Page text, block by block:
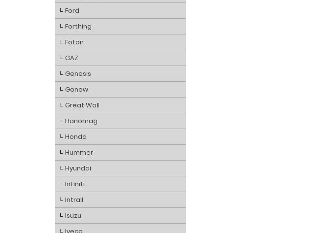
Ford
Forthing
Foton
GAZ
Genesis
Gonow
Great Wall
Hanomag
Honda
Hummer
Hyundai
Infiniti
Intrall
Isuzu